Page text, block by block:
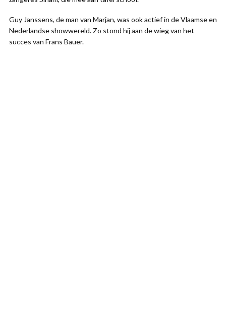
Guy Janssens, de man van Marjan, was ook actief in de Vlaamse en
Nederlandse showwereld. Zo stond hij aan de wieg van het
succes van Frans Bauer.